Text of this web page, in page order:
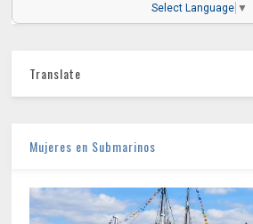
Select Language ▼
Translate
Mujeres en Submarinos